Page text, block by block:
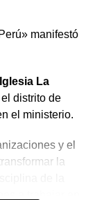
manifestó
Iglesia La
distrito de
el ministerio.
y el
la